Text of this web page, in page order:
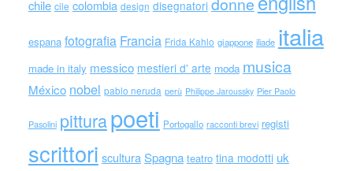
chile cile colombia design disegnatori
espana fotografia Francia Frida Kahlo giappone iliade italia
made in italy messico mestieri d' arte moda musica
México nobel pablo neruda perù Philippe Jaroussky Pier Paolo
Pasolini pitturapoeti Portogallo racconti brevi registi
scrittori scultura Spagna teatro tina modotti uk